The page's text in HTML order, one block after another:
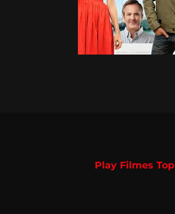
Play Filmes Top